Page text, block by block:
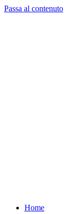
Passa al contenuto
Home